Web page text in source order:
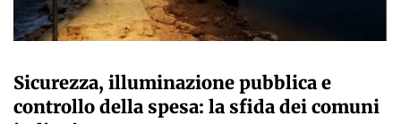
Sicurezza, illuminazione pubblica e
controllo della spesa: la sfida dei comuni